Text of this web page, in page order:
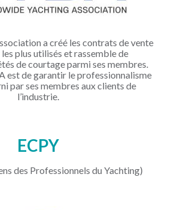
a créé les contrats de vente
plus utilisés et rassemble de
de courtage parmi ses membres.
est de garantir le professionnalisme
par ses membres aux clients de
l’industrie.
ECPY
des Professionnels du Yachting)